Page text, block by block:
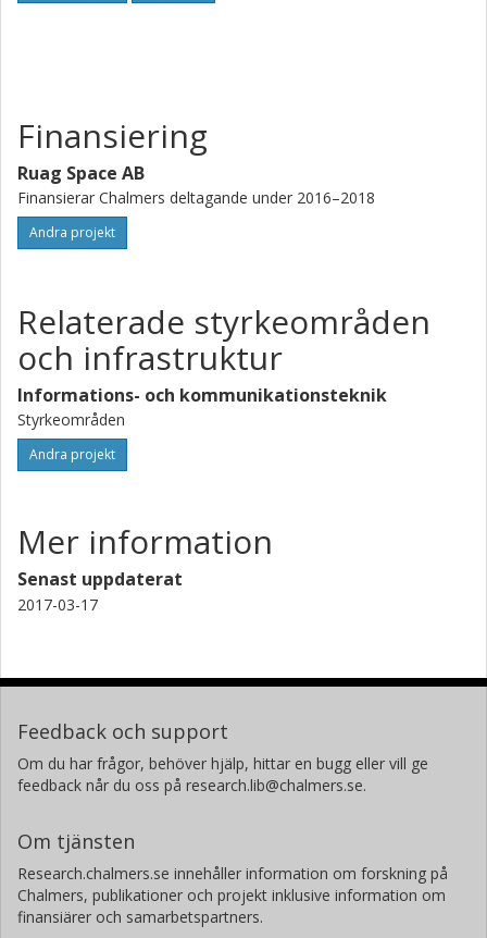
Finansiering
Ruag Space AB
Finansierar Chalmers deltagande under 2016–2018
Andra projekt
Relaterade styrkeområden
och infrastruktur
Informations- och kommunikationsteknik
Styrkeområden
Andra projekt
Mer information
Senast uppdaterat
2017-03-17
Feedback och support
Om du har frågor, behöver hjälp, hittar en bugg eller vill ge
feedback når du oss på research.lib@chalmers.se.
Om tjänsten
Research.chalmers.se innehåller information om forskning på
Chalmers, publikationer och projekt inklusive information om
finansiärer och samarbetspartners.